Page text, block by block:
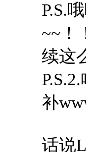
P.S.
~~！
续这
补
话说